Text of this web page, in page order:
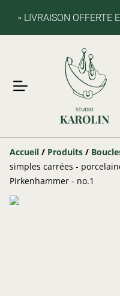
▫️ LIVRAISON OFFERTE
Accueil / Produits /
simples carrées -
Pirkenhammer - no.1